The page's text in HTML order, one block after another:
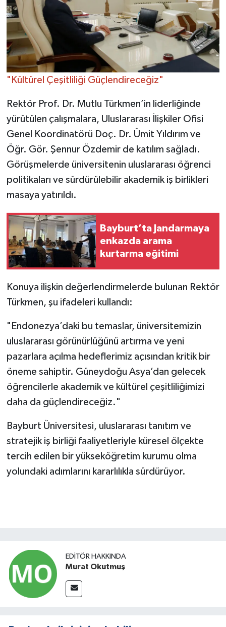
"Kültürel Çeşitliliği Güçlendireceğiz"
Rektör Prof. Dr. Mutlu Türkmen’in liderliğinde
yürütülen çalışmalara, Uluslararası İlişkiler Ofisi
Genel Koordinatörü Doç. Dr. Ümit Yıldırım ve
Öğr. Gör. Şennur Özdemir de katılım sağladı.
Görüşmelerde üniversitenin uluslararası öğrenci
politikaları ve sürdürülebilir akademik iş birlikleri
masaya yatırıldı.
Bayburt’ta Jandarmaya
enkazda arama
kurtarma eğitimi
Konuya ilişkin değerlendirmelerde bulunan Rektör
Türkmen, şu ifadeleri kullandı:
"Endonezya’daki bu temaslar, üniversitemizin
uluslararası görünürlüğünü artırma ve yeni
pazarlara açılma hedeflerimiz açısından kritik bir
öneme sahiptir. Güneydoğu Asya’dan gelecek
öğrencilerle akademik ve kültürel çeşitliliğimizi
daha da güçlendireceğiz."
Bayburt Üniversitesi, uluslararası tanıtım ve
stratejik iş birliği faaliyetleriyle küresel ölçekte
tercih edilen bir yükseköğretim kurumu olma
yolundaki adımlarını kararlılıkla sürdürüyor.
EDITÖR HAKKINDA
Murat Okutmuş